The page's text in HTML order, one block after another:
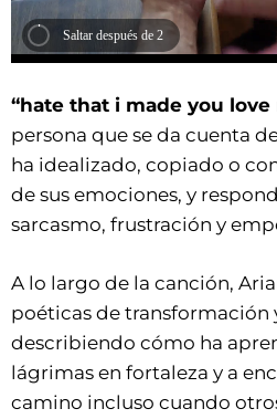
Saltar después de 2
“hate that i made you love
persona que se da cuenta
ha idealizado, copiado o
de sus emociones, y
sarcasmo, frustración y
A lo largo de la canción,
poéticas de transformación
describiendo cómo ha
lágrimas en fortaleza y a
camino incluso cuando